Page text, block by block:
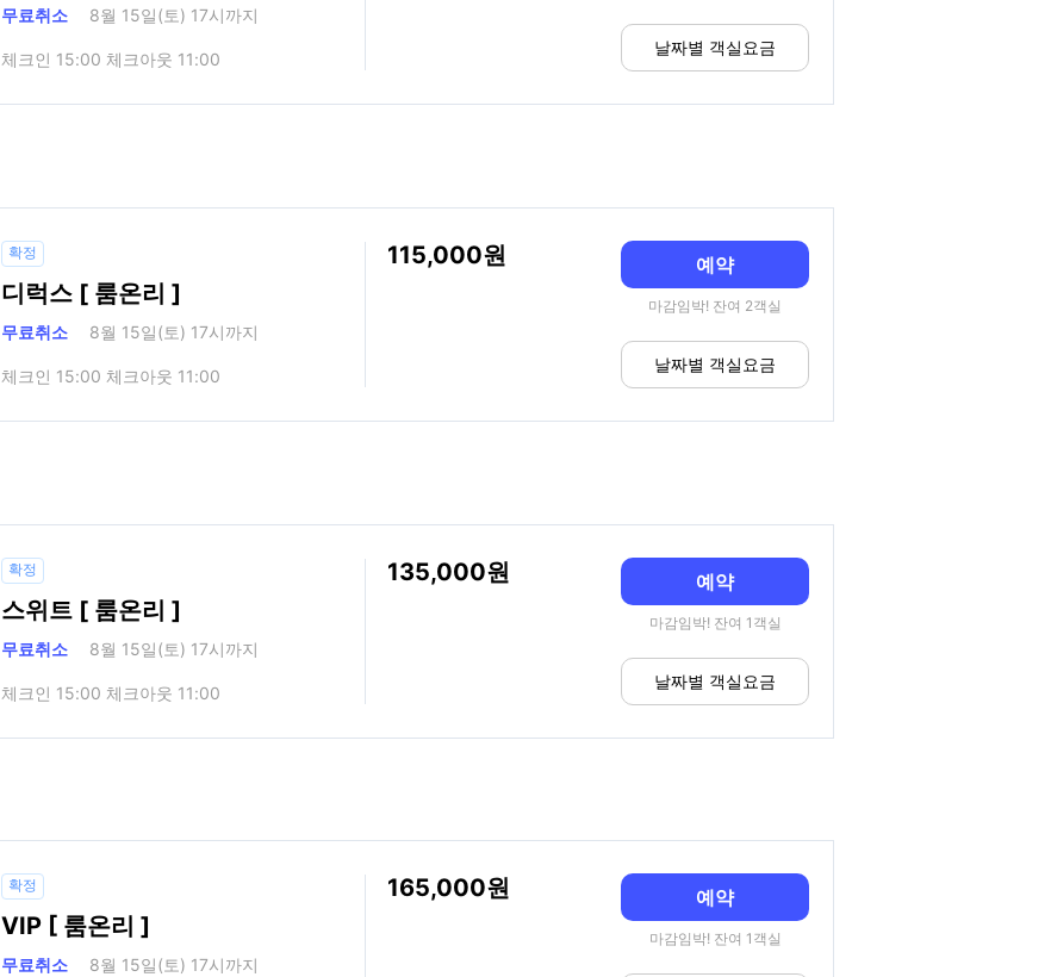
무료취소 8월 15일(토) 17시까지
체크인 15:00 체크아웃 11:00
날짜별 객실요금
확정
디럭스 [ 룸온리 ]
무료취소 8월 15일(토) 17시까지
체크인 15:00 체크아웃 11:00
115,000 예약
마감임박! 잔여 2객실
날짜별 객실요금
확정
스위트 [ 룸온리 ]
무료취소 8월 15일(토) 17시까지
체크인 15:00 체크아웃 11:00
135,000 예약
마감임박! 잔여 1객실
날짜별 객실요금
확정
VIP [ 룸온리 ]
무료취소 8월 15일(토) 17시까지
165,000 예약
마감임박! 잔여 1객실